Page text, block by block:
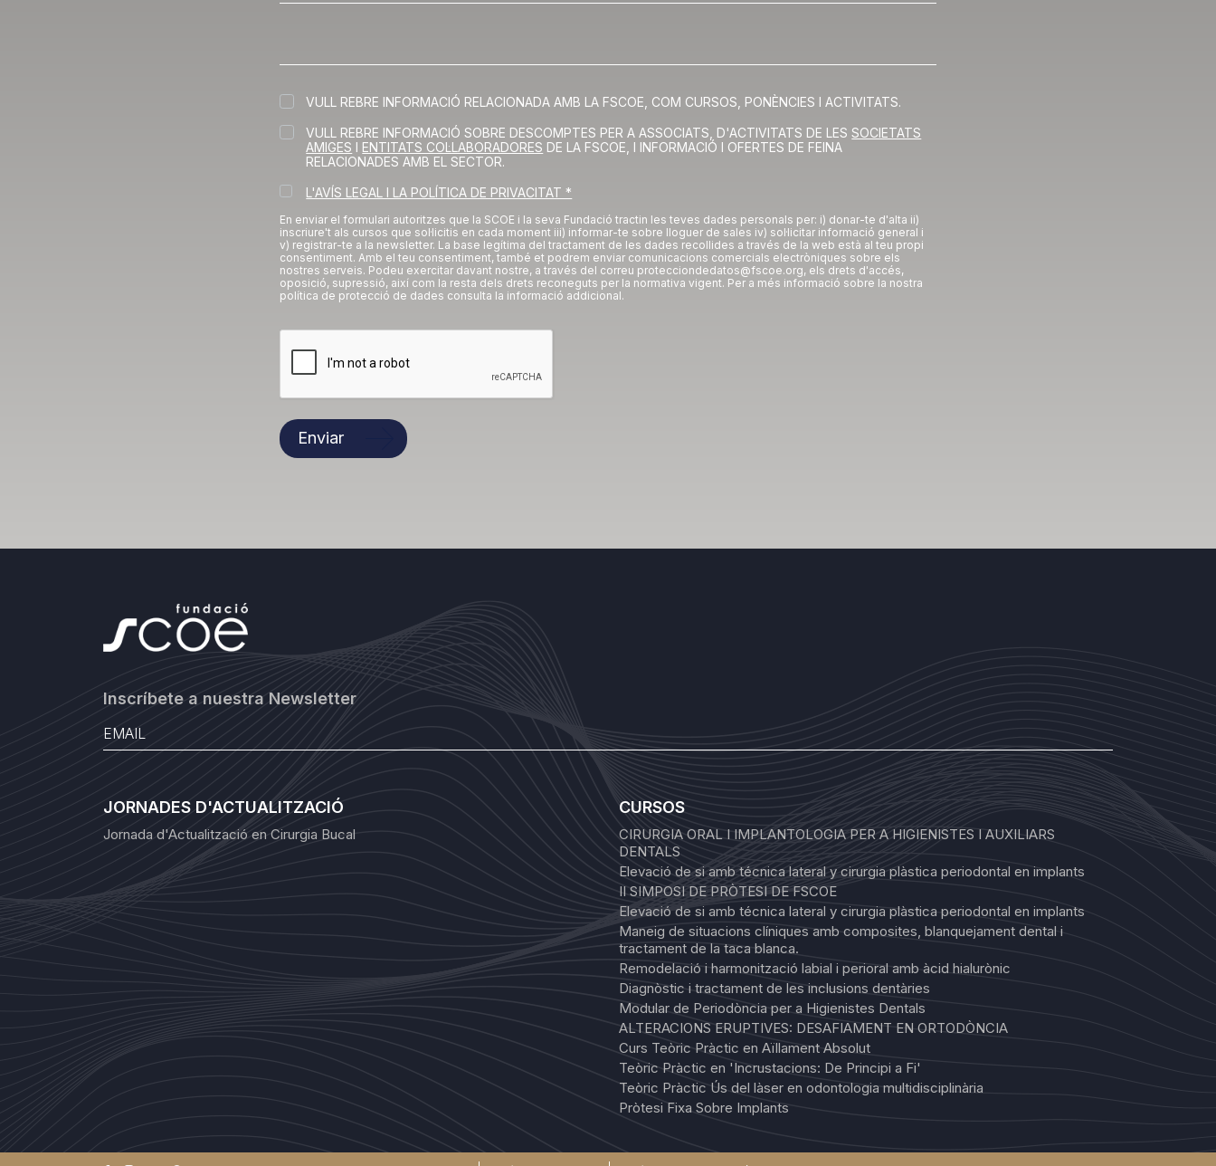
VULL REBRE INFORMACIÓ RELACIONADA AMB LA FSCOE, COM CURSOS, PONÈNCIES I ACTIVITATS.
VULL REBRE INFORMACIÓ SOBRE DESCOMPTES PER A ASSOCIATS, D'ACTIVITATS DE LESSOCIETATS
AMIGES I ENTITATS COL·LABORADORES DE LA FSCOE, I INFORMACIÓ I OFERTES DE FEINA
RELACIONADES AMB EL SECTOR.
L'AVÍS LEGAL I LA POLÍTICA DE PRIVACITAT *
En enviar el formulari autoritzes que la SCOE i la seva Fundació tractin les teves dades personals per: i) donar-te d'alta ii)
inscriure't als cursos que sol·licitis en cada moment iii) informar-te sobre lloguer de sales iv) sol·licitar informació general i
v) registrar-te a la newsletter. La base legítima del tractament de les dades recollides a través de la web està al teu propi
consentiment. Amb el teu consentiment, també et podrem enviar comunicacions comercials electròniques sobre els
nostres serveis. Podeu exercitar davant nostre, a través del correu protecciondedatos@fscoe.org, els drets d'accés,
oposició, supressió, així com la resta dels drets reconeguts per la normativa vigent. Per a més informació sobre la nostra
política de protecció de dades consulta la informació addicional.
Enviar
Inscríbete a nuestra Newsletter
JORNADES D'ACTUALITZACIÓ
Jornada d'Actualització en Cirurgia Bucal
CURSOS
CIRURGIA ORAL I IMPLANTOLOGIA PER A HIGIENISTES I AUXILIARS
DENTALS
Elevació de si amb técnica lateral y cirurgia plàstica periodontal en implants
II SIMPOSI DE PRÒTESI DE FSCOE
Elevació de si amb técnica lateral y cirurgia plàstica periodontal en implants
Maneig de situacions clíniques amb composites, blanquejament dental i
tractament de la taca blanca.
Remodelació i harmonització labial i perioral amb àcid hialurònic
Diagnòstic i tractament de les inclusions dentàries
Modular de Periodòncia per a Higienistes Dentals
ALTERACIONS ERUPTIVES: DESAFIAMENT EN ORTODÒNCIA
Curs Teòric Pràctic en Aïllament Absolut
Teòric Pràctic en 'Incrustacions: De Principi a Fi'
Teòric Pràctic Ús del làser en odontologia multidisciplinària
Pròtesi Fixa Sobre Implants